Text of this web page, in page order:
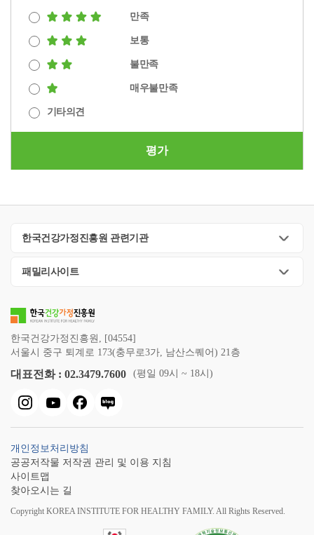
만족
보통
불만족
매우불만족
기타의견
평가
한국건강가정진흥원 관련기관
패밀리사이트
한국건강가정진흥원, [04554]
서울시 중구 퇴계로 173(충무로3가, 남산스퀘어) 21층
대표전화 : 02.3479.7600 (평일 09시 ~ 18시)
개인정보처리방침
공공저작물 저작권 관리 및 이용 지침
사이트맵
찾아오시는 길
Copyright KOREA INSTITUTE FOR HEALTHY FAMILY. All Rights Reserved.